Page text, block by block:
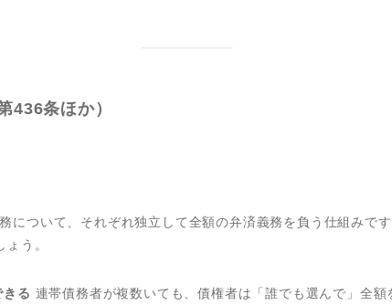
436条ほか）
について、それぞれ独立して全額の弁済義務を負う仕組みで
う。
る 連帯債務者が複数いても、債権者は「誰でも選んで」全